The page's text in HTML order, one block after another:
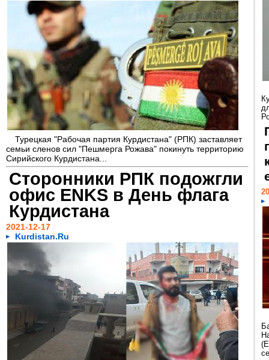
Турецкая "Рабочая партия Курдистана" (РПК) заставляет
семьи сленов сил "Пешмерга Рожава" покинуть территорию
Сирийского Курдистана...
Сторонники РПК подожгли
офис ENKS в День флага
Курдистана
2021-12-17
Kurdistan.Ru